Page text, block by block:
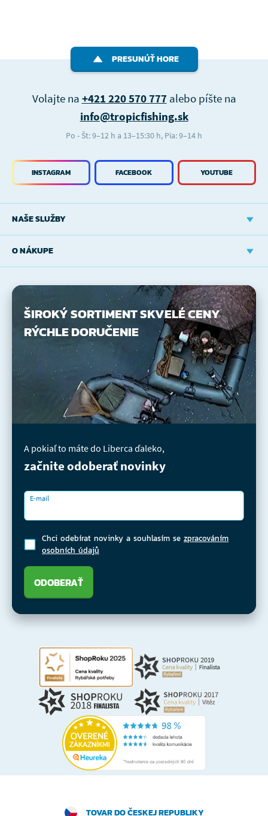
PRESUNÚŤ HORE
NAŠE SLUŽBY
O NÁKUPE
INSTAGRAM FACEBOOK YOUTUBE
Volajte na +421 220 570 777alebo píšte na
info@tropicfishing.sk
Po - Št: 9–12 h a 13–15:30 h, Pia: 9–14 h
ŠIROKÝ SORTIMENTSKVELÉ CENY
RÝCHLE DORUČENIE
A pokiaľ to máte do Liberca ďaleko,
začnite odoberať novinky
E-mail
Chci odebírat novinky a souhlasím se zpracováním
osobních údajů
ODOBERAŤ
TOVAR DO ČESKEJ REPUBLIKY